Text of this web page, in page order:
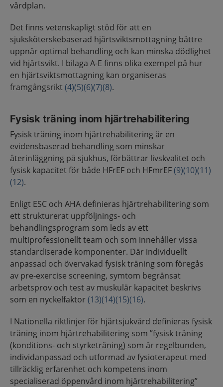
vårdplan.
Det finns vetenskapligt stöd för att en
sjuksköterskebaserad hjärtsviktsmottagning bättre
uppnår optimal behandling och kan minska dödlighet
vid hjärtsvikt. I bilaga A-E finns olika exempel på hur
en hjärtsviktsmottagning kan organiseras
framgångsrikt(4)(5)(6)(7)(8).
Fysisk träning inom hjärtrehabilitering
Fysisk träning inom hjärtrehabilitering är en
evidensbaserad behandling som minskar
återinläggning på sjukhus, förbättrar livskvalitet och
fysisk kapacitet för både HFrEF och HFmrEF(9)(10)(11)
(12).
Enligt ESC och AHA definieras hjärtrehabilitering som
ett strukturerat uppföljnings- och
behandlingsprogram som leds av ett
multiprofessionellt team och som innehåller vissa
standardiserade komponenter. Där individuellt
anpassad och övervakad fysisk träning som föregås
av pre-exercise screening, symtom begränsat
arbetsprov och test av muskulär kapacitet beskrivs
som en nyckelfaktor (13)(14)(15)(16).
I Nationella riktlinjer för hjärtsjukvård definieras fysisk
träning inom hjärtrehabilitering som ”fysisk träning
(konditions- och styrketräning) som är regelbunden,
individanpassad och utformad av fysioterapeut med
tillräcklig erfarenhet och kompetens inom
specialiserad öppenvård inom hjärtrehabilitering”